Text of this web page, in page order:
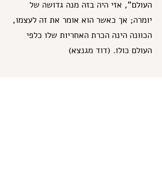
העולם", אזי היה בזה מנה גדושה של
יומרה; אך כאשר הוא אומר את זה לעצמו,
הכוונה הינה הכרת האחריות שלו כלפי
העולם כולו. (דוד מגנצא)